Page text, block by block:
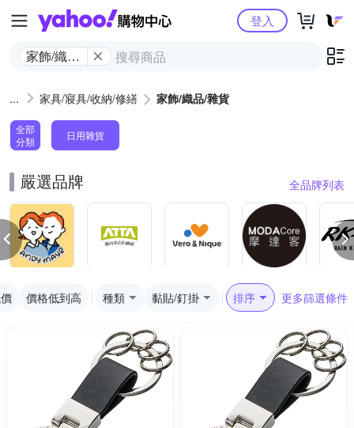
Yahoo購物中心
家飾/織品/
登入
家具/寢具/收納/修繕 家飾/織品/雜貨
全部
分類
日用雜貨
嚴選品牌 全品牌列表
價格低到高 種類 黏貼/釘掛 排序 更多篩選條件